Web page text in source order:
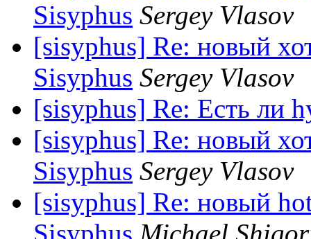
Sisyphus Sergey Vlasov
[sisyphus] Re: новый
Sisyphus Sergey Vlasov
[sisyphus] Re: Есть ли
[sisyphus] Re: новый
Sisyphus Sergey Vlasov
[sisyphus] Re: новый